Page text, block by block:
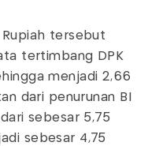
Rupiah tersebut
tertimbang DPK
menjadi 2,66
dari penurunan BI
sebesar 5,75
sebesar 4,75